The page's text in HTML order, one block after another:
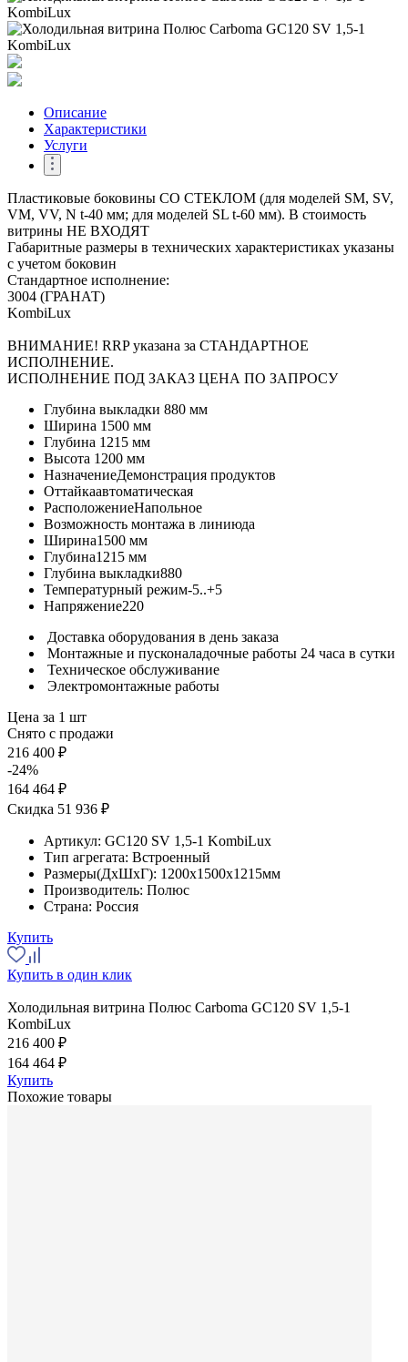
Описание
Характеристики
Услуги
Пластиковые боковины СО СТЕКЛОМ (для моделей SM, SV,
VM, VV, N t-40 мм; для моделей SL t-60 мм). В стоимость
витрины НЕ ВХОДЯТ
Габаритные размеры в технических характеристиках указаны
с учетом боковин
Стандартное исполнение:
3004 (ГРАНАТ)
KombiLux
ВНИМАНИЕ! RRP указана за СТАНДАРТНОЕ
ИСПОЛНЕНИЕ.
ИСПОЛНЕНИЕ ПОД ЗАКАЗ ЦЕНА ПО ЗАПРОСУ
Глубина выкладки 880 мм
Ширина 1500 мм
Глубина 1215 мм
Высота 1200 мм
НазначениеДемонстрация продуктов
Оттайкаавтоматическая
РасположениеНапольное
Возможность монтажа в линиюда
Ширина1500 мм
Глубина1215 мм
Глубина выкладки880
Температурный режим-5..+5
Напряжение220
Доставка оборудования в день заказа
Монтажные и пусконаладочные работы 24 часа в сутки
Техническое обслуживание
Электромонтажные работы
Цена за 1 шт
Снято с продажи
216 400 ₽
-24%
164 464 ₽
Скидка 51 936 ₽
Артикул: GC120 SV 1,5-1 KombiLux
Тип агрегата: Встроенный
Размеры(ДхШхГ): 1200x1500x1215мм
Производитель: Полюс
Страна: Россия
Купить
Купить в один клик
Холодильная витрина Полюс Carboma GC120 SV 1,5-1
KombiLux
216 400 ₽
164 464 ₽
Купить
Похожие товары